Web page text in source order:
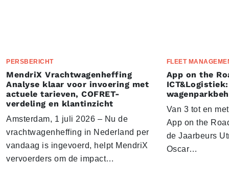
PERSBERICHT
MendriX Vrachtwagenheffing
Analyse klaar voor invoering met
actuele tarieven, COFRET-
verdeling en klantinzicht
Amsterdam, 1 juli 2026 – Nu de
vrachtwagenheffing in Nederland per
vandaag is ingevoerd, helpt MendriX
vervoerders om de impact…
FLEET
App on the
Van 3 tot en
App on the
de Jaarbeurs
Oscar…